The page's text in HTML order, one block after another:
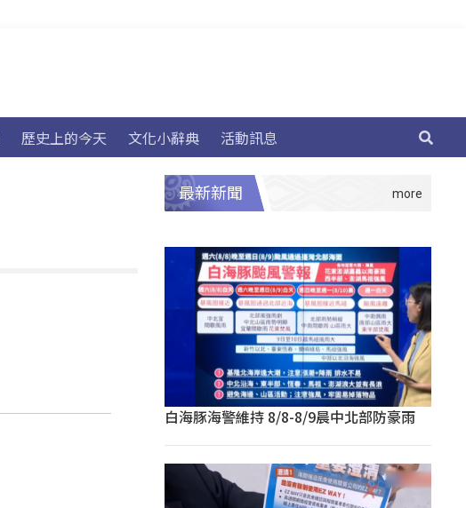
歷史上的今天 文化小辭典 活動訊息
最新新聞
白海豚海警維持 8/8-8/9晨中北部防豪雨